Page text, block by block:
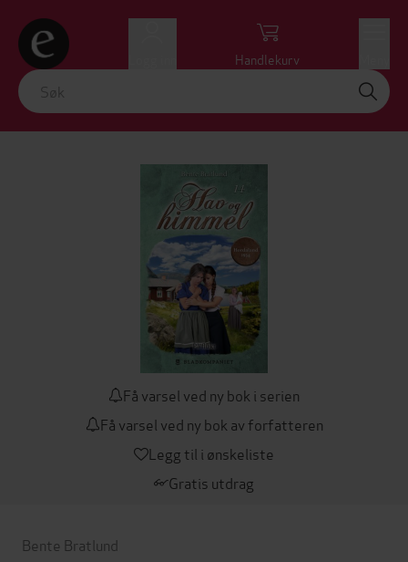
Handlekurv
Få varsel ved ny bok i serien
Få varsel ved ny bok av forfatteren
Legg til i ønskeliste
Gratis utdrag
Bente Bratlund